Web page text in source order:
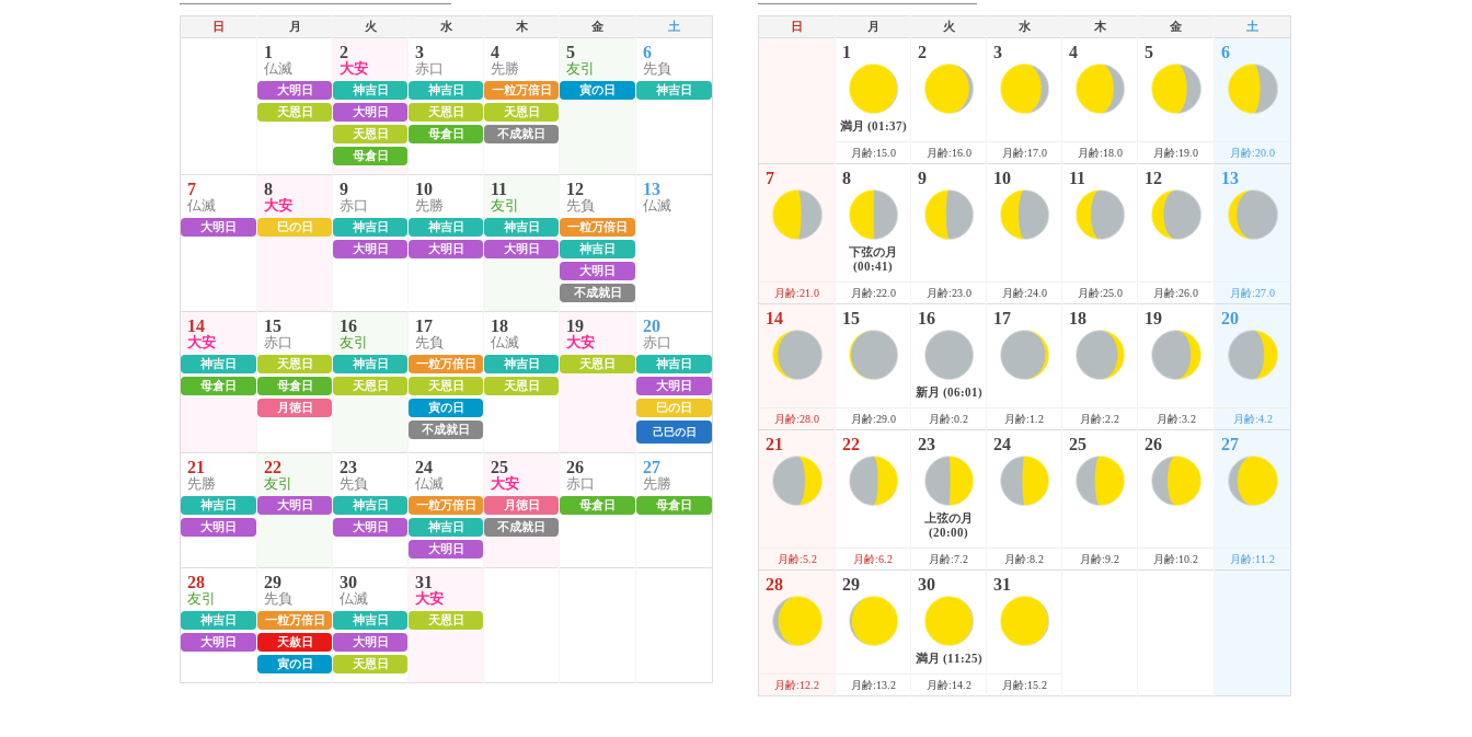
日 月 火 水 木 金 土
1
仏滅
大明日
天恩日
2
大安
神吉日
大明日
天恩日
母倉日
3
赤口
神吉日
天恩日
母倉日
4
先勝
一粒万倍日
天恩日
不成就日
5
友引
寅の日
6
先負
神吉日
7
仏滅
大明日
8
大安
巳の日
9
赤口
神吉日
大明日
10
先勝
神吉日
大明日
11
友引
神吉日
大明日
12
先負
一粒万倍日
神吉日
大明日
不成就日
13
仏滅
14
大安
神吉日
母倉日
15
赤口
天恩日
母倉日
月徳日
16
友引
神吉日
天恩日
17
先負
一粒万倍日
天恩日
寅の日
不成就日
18
仏滅
神吉日
天恩日
19
大安
天恩日
20
赤口
神吉日
大明日
巳の日
己巳の日
21
先勝
神吉日
大明日
22
友引
大明日
23
先負
神吉日
大明日
24
仏滅
一粒万倍日
神吉日
大明日
25
大安
月徳日
不成就日
26
赤口
母倉日
27
先勝
母倉日
28
友引
神吉日
大明日
29
先負
一粒万倍日
天赦日
寅の日
30
仏滅
神吉日
大明日
天恩日
31
大安
天恩日
日 月 火 水 木 金 土
1
満月 (01:37)
月齢:15.0
2
月齢:16.0
3
月齢:17.0
4
月齢:18.0
5
月齢:19.0
6
月齢:20.0
7
月齢:21.0
8
下弦の月
(00:41)
月齢:22.0
9
月齢:23.0
10
月齢:24.0
11
月齢:25.0
12
月齢:26.0
13
月齢:27.0
14
月齢:28.0
15
月齢:29.0
16
新月 (06:01)
月齢:0.2
17
月齢:1.2
18
月齢:2.2
19
月齢:3.2
20
月齢:4.2
21
月齢:5.2
22
月齢:6.2
23
上弦の月
(20:00)
月齢:7.2
24
月齢:8.2
25
月齢:9.2
26
月齢:10.2
27
月齢:11.2
28
月齢:12.2
29
月齢:13.2
30
満月 (11:25)
月齢:14.2
31
月齢:15.2